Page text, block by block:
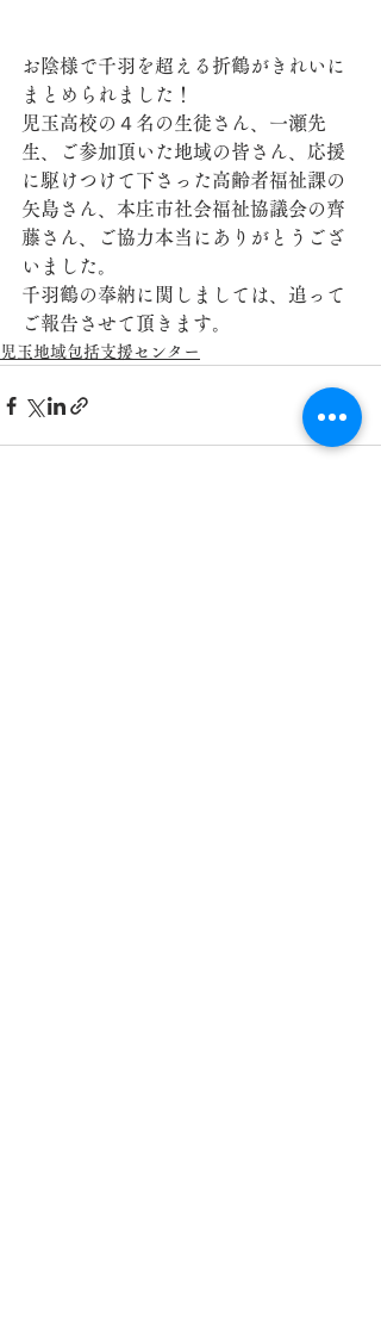
お陰様で千羽を超える折鶴がきれいに
まとめられました！
児玉高校の４名の生徒さん、一瀬先
生、ご参加頂いた地域の皆さん、応援
に駆けつけて下さった高齢者福祉課の
矢島さん、本庄市社会福祉協議会の齊
藤さん、ご協力本当にありがとうござ
いました。
千羽鶴の奉納に関しましては、追って
ご報告させて頂きます。
児玉地域包括支援センター